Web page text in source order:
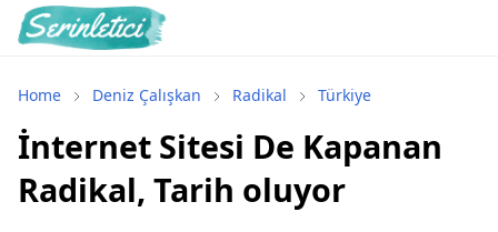
Home Deniz Çalışkan Radikal Türkiye
İnternet Sitesi De Kapanan
Radikal, Tarih oluyor